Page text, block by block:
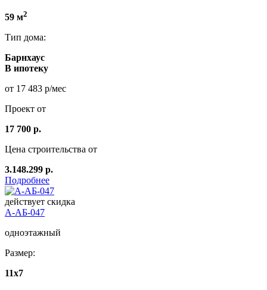
59 м2
Тип дома:
Барнхаус
В ипотеку
от 17 483 р/мес
Проект от
17 700 р.
Цена строительства от
3.148.299 р.
Подробнее
действует скидка
А-АБ-047
одноэтажный
Размер:
11x7